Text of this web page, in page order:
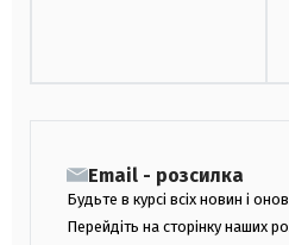
Email - розсилка
Будьте в курсі всіх новин і
Перейдіть на сторінку наших